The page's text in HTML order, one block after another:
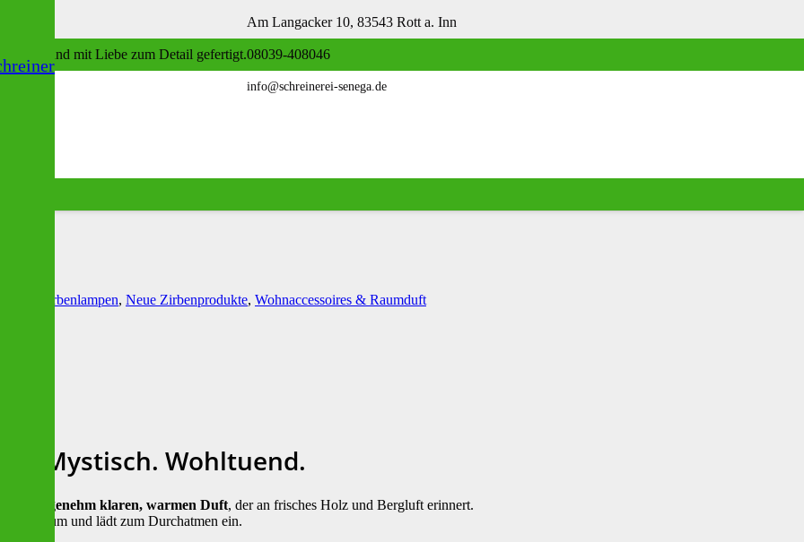
und mit Liebe zum Detail gefertigt.
Am Langacker 10, 83543 Rott a. Inn
08039-408046
info@schreinerei-senega.de
& Zirbenlampen, Neue Zirbenprodukte, Wohnaccessoires & Raumduft
Mystisch. Wohltuend.
angenehm klaren, warmen Duft, der an frisches Holz und Bergluft erinnert.
jeden Raum und lädt zum Durchatmen ein.